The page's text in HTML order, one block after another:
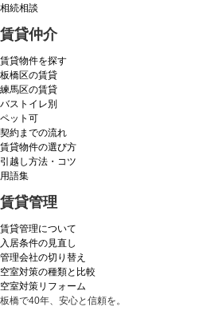
相続相談
賃貸仲介
賃貸物件を探す
板橋区の賃貸
練馬区の賃貸
バストイレ別
ペット可
契約までの流れ
賃貸物件の選び方
引越し方法・コツ
用語集
賃貸管理
賃貸管理について
入居条件の見直し
管理会社の切り替え
空室対策の種類と比較
空室対策リフォーム
板橋で40年、安心と信頼を。